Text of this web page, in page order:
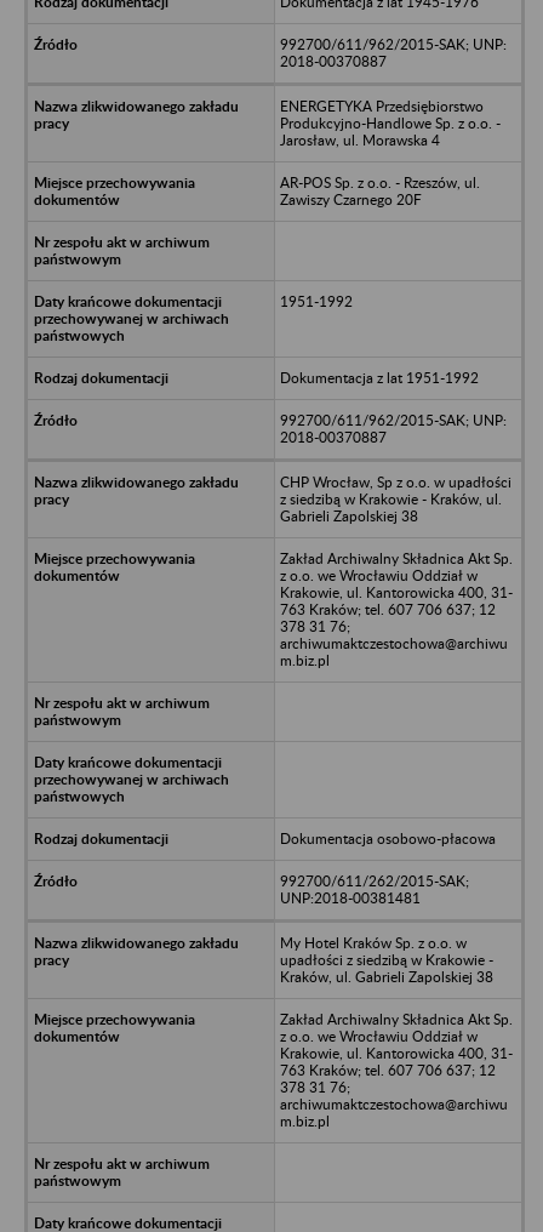
992700/611/962/2015-SAK; UNP:
2018-00370887
ENERGETYKA Przedsiębiorstwo
Produkcyjno-Handlowe Sp. z o.o. -
Jarosław, ul. Morawska 4
AR-POS Sp. z o.o. - Rzeszów, ul.
Zawiszy Czarnego 20F
1951-1992
Dokumentacja z lat 1951-1992
992700/611/962/2015-SAK; UNP:
2018-00370887
CHP Wrocław, Sp z o.o. w upadłości
z siedzibą w Krakowie - Kraków, ul.
Gabrieli Zapolskiej 38
Zakład Archiwalny Składnica Akt Sp.
z o.o. we Wrocławiu Oddział w
Krakowie, ul. Kantorowicka 400, 31-
763 Kraków; tel. 607 706 637; 12
378 31 76;
archiwumaktczestochowa@archiwu
m.biz.pl
Dokumentacja osobowo-płacowa
992700/611/262/2015-SAK;
UNP:2018-00381481
My Hotel Kraków Sp. z o.o. w
upadłości z siedzibą w Krakowie -
Kraków, ul. Gabrieli Zapolskiej 38
Zakład Archiwalny Składnica Akt Sp.
z o.o. we Wrocławiu Oddział w
Krakowie, ul. Kantorowicka 400, 31-
763 Kraków; tel. 607 706 637; 12
378 31 76;
archiwumaktczestochowa@archiwu
m.biz.pl